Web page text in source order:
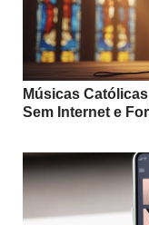
Músicas
Sem Internet e